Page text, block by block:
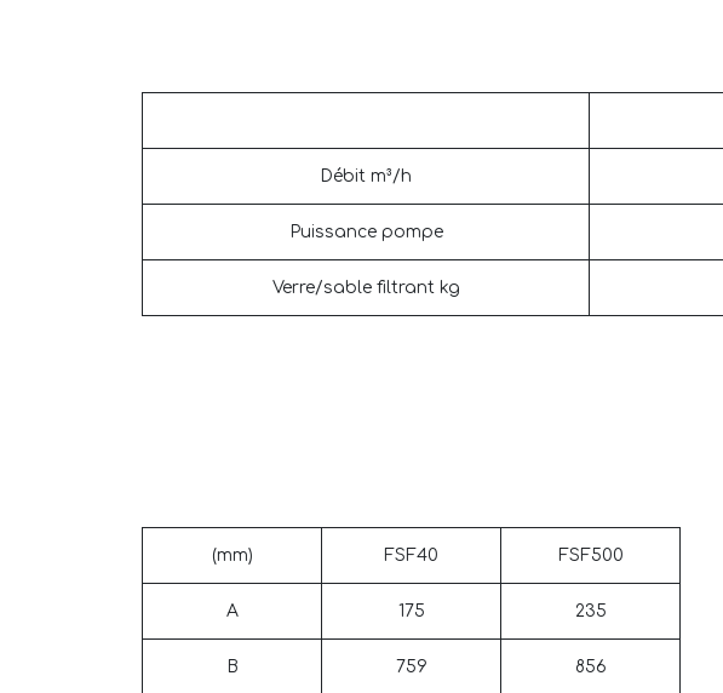
Débit m³/h
Puissance pompe
Verre/sable filtrant kg
(mm) FSF40 FSF500
A 175 235
B 759 856